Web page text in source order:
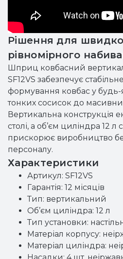
Рішення для
рівномірного
Шприц ковбасний
SF12VS забезпечує
формування ковбас у
тонких сосисок до
Вертикальна конструкція
столі, а об’єм циліндра 12 л
прискорює виробництво
персоналу.
Характеристики
Артикул: SF12VS
Гарантія: 12 місяців
Тип: вертикальний
Об’єм циліндра: 12 л
Тип установки:
Матеріал корпусу:
Матеріал циліндра: